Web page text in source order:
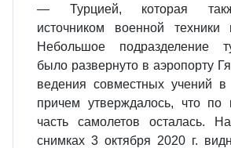
— Турцией, кото­рая
источником военной техники
Небольшое подразделение
было развернуто в аэропорту
ведения совместных учений
причем утверждалось, что по
часть самолетов осталась.
снимках 3 октября 2020 г.